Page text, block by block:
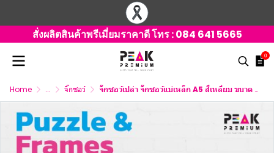
สั่งผลิตสินค้าพรีเมี่ยมราคาดี โทร :084 641 5665
0
Home ... จิ๊กซอว์ จิ๊กซอว์เปล่า จิ๊กซอว์แม่เหล็ก A5 สี่เหลี่ยม ขนาด 15x20 ซม.